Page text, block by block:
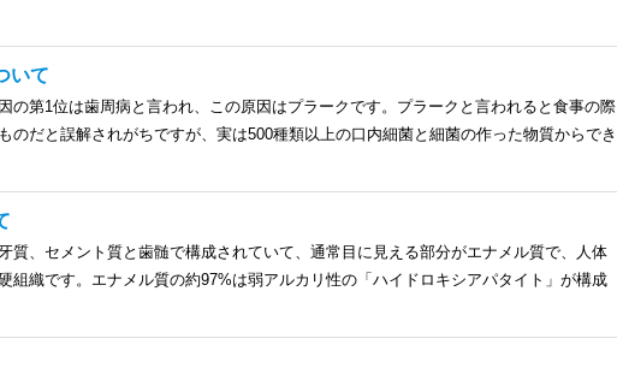
いて
の第1位は歯周病と言われ、この原因はプラークです。プラークと言われると食事の際
のだと誤解されがちですが、実は500種類以上の口内細菌と細菌の作った物質からでき
質、セメント質と歯髄で構成されていて、通常目に見える部分がエナメル質で、人体
組織です。エナメル質の約97%は弱アルカリ性の「ハイドロキシアパタイト」が構成